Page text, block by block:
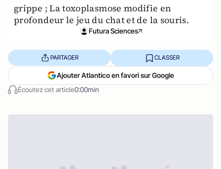
grippe ; La toxoplasmose modifie en
profondeur le jeu du chat et de la souris.
Futura Sciences
Écoutez cet article0:00min
PARTAGER CLASSER
Ajouter Atlantico en favori sur Google